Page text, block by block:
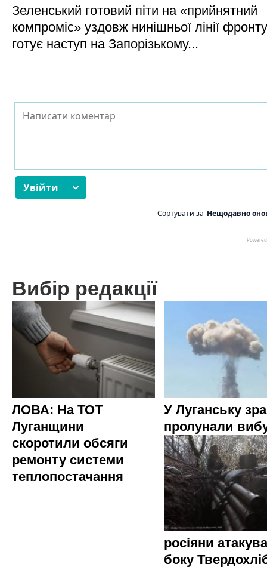
Зеленський готовий піти на «прийнятний
компроміс» уздовж нинішньої лінії
готує наступ на Запорізькому...
Вибір редакції
ЛОВА: На ТОТ
Луганщини
скоротили обсяги
ремонту системи
теплопостачання
У Луганську
пролунали
росіяни
боку